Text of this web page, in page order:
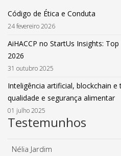
Código de Ética e Conduta
24 fevereiro 2026
AiHACCP no StartUs Insights:
2026
31 outubro 2025
Inteligência artificial, blockchain
qualidade e segurança alimentar
01 julho 2025
Testemunhos
Nélia Jardim